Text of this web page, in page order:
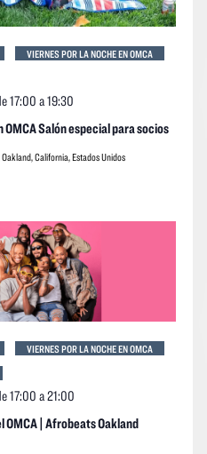
OMCA Salón especial para socios
17:00 a19:30
VIERNES POR LA NOCHE EN OMCA
California, Estados Unidos
OMCA | Afrobeats Oakland
17:00 a21:00
VIERNES POR LA NOCHE EN OMCA